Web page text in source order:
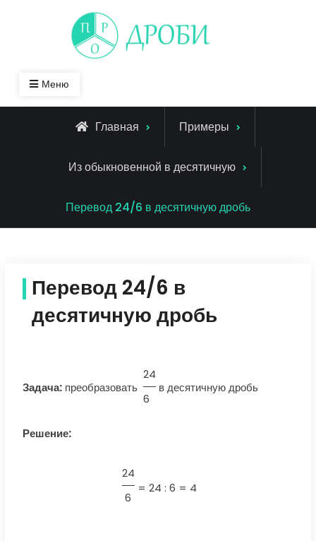
Меню
Главная Примеры
Из обыкновенной в десятичную
Перевод 24/6 в десятичную дробь
Перевод 24/6 в
десятичную дробь
Задача:преобразовать
24
6
в десятичную дробь
Решение:
24
6
= 24 : 6 = 4